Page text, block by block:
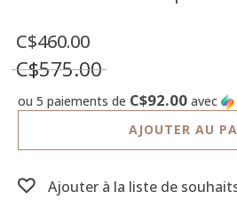
C$460.00
C$575.00
ou 5 paiements de C$92.00 avec
AJOUTER AU
Ajouter à la liste de